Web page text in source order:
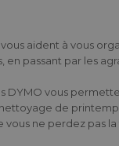
aident à vous
passant par les
DYMO vous
de
ne perdez pas